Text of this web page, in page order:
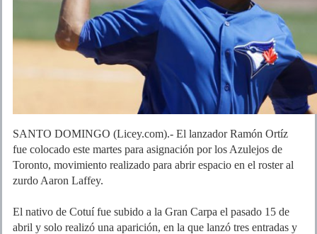
SANTO DOMINGO (Licey.com).- El lanzador Ramón Ortíz
fue colocado este martes para asignación por los Azulejos de
Toronto, movimiento realizado para abrir espacio en el roster al
zurdo Aaron Laffey.
El nativo de Cotuí fue subido a la Gran Carpa el pasado 15 de
abril y solo realizó una aparición, en la que lanzó tres entradas y